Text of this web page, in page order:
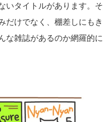
いタイトルがあります。そ
だけでなく、棚差しにもき
な雑誌があるのか網羅的に